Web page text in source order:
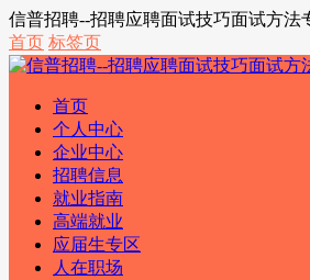
信普招聘--招聘应聘面试技巧面试方法
首页 标签页
首页
个人中心
企业中心
招聘信息
就业指南
高端就业
应届生专区
人在职场